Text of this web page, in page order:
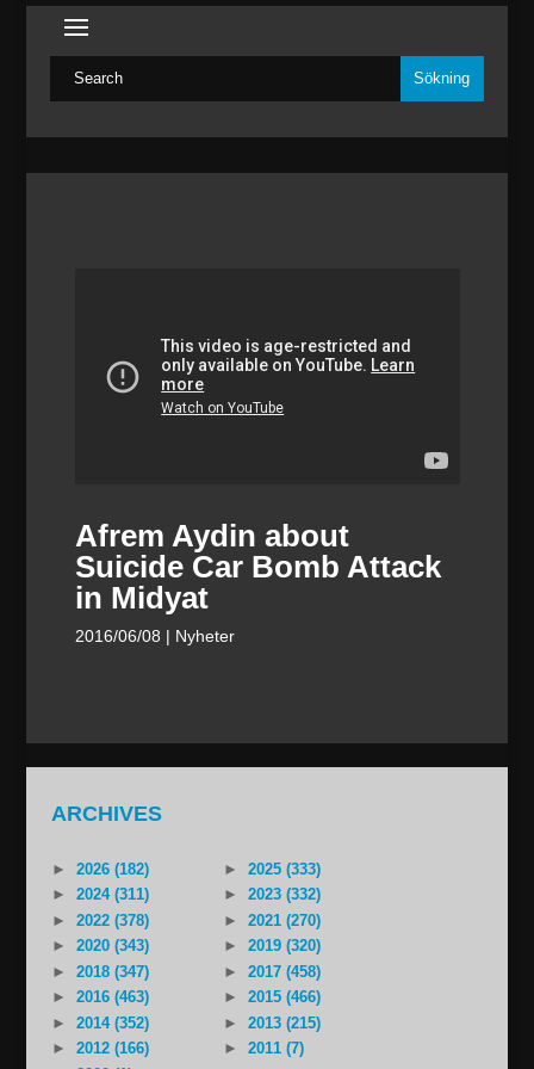
Afrem Aydin about
Suicide Car Bomb Attack
in Midyat
2016/06/08 | Nyheter
ARCHIVES
► 2026 (182) ►
2025 (333)
►
2024 (311) ►
2023 (332)
►
2022 (378) ►
2021 (270)
►
2020 (343) ►
2019 (320)
►
2018 (347) ►
2017 (458)
►
2016 (463) ►
2015 (466)
►
2014 (352) ►
2013 (215)
►
2012 (166) ►
2011 (7)